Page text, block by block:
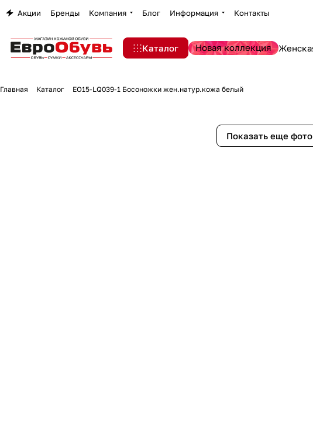
Акции Бренды Компания Блог Информация Контакты
Каталог Новая коллекция
Главная Каталог EO15-LQ039-1 Босоножки жен.натур.кожа белый
Показать еще фото